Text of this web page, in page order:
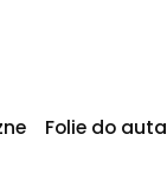
Folie do auta